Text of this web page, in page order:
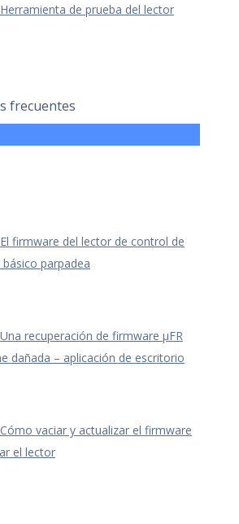
Herramienta de prueba del lector
frecuentes
El firmware del lector de control de
parpadea
Una recuperación de firmware μFR
dañada – aplicación de escritorio
Cómo vaciar y actualizar el firmware
el lector